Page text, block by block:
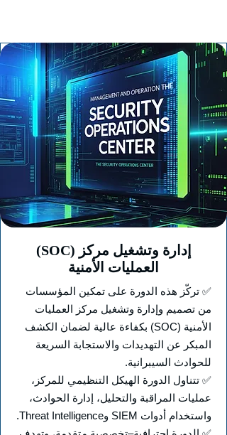
(SOC) إدارة وتشغيل مركز
العمليات الأمنية
✅ تركّز هذه الدورة على تمكين المؤسسات
من تصميم وإدارة وتشغيل مركز العمليات
الأمنية (SOC) بكفاءة عالية لضمان الكشف
المبكر عن التهديدات والاستجابة السريعة
للحوادث السيبرانية.
✅ تتناول الدورة الهيكل التنظيمي للمركز،
عمليات المراقبة والتحليل، إدارة الحوادث،
واستخدام أدوات SIEM وThreat Intelligence.